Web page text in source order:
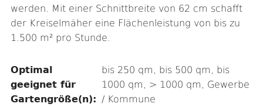
werden. Mit einer Schnittbreite von 62 cm schafft
der Kreiselmäher eine Flächenleistung von bis zu
1.500 m² pro Stunde.
Optimal
geeignet für
Gartengröße(n):
bis 250 qm, bis 500 qm, bis
1000 qm, > 1000 qm, Gewerbe
/ Kommune